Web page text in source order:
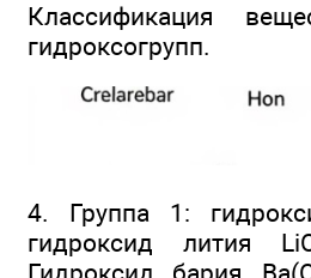
Классификация
гидроксогрупп.
4. Группа 1:
гидроксид лития